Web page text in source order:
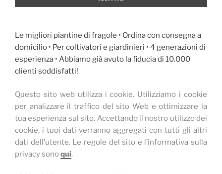
Le migliori piantine di fragole • Ordina con consegna a
domicilio • Per coltivatori e giardinieri • 4 generazioni di
esperienza • Abbiamo già avuto la fiducia di 10.000
clienti soddisfatti!
Questo sito web utilizza i cookie. Utilizziamo i cookie
per analizzare il traffico del sito Web e ottimizzare la
tua esperienza sul sito. Accettando il nostro utilizzo dei
cookie, i tuoi dati verranno aggregati con tutti gli altri
dati dell’utente. Le regole del sito e l’informativa sulla
privacy sonoqui.